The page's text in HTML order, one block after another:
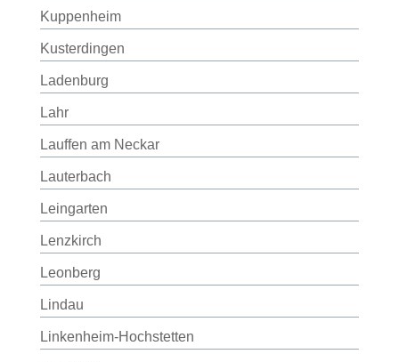
Kuppenheim
Kusterdingen
Ladenburg
Lahr
Lauffen am Neckar
Lauterbach
Leingarten
Lenzkirch
Leonberg
Lindau
Linkenheim-Hochstetten